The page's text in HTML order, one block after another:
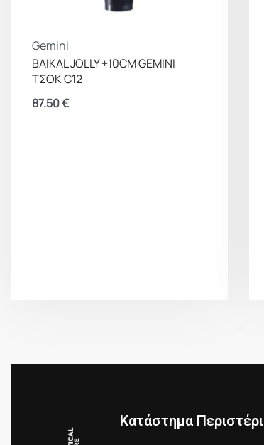
Gemini
BAIKAL JOLLY +10CM GEMINI
ΤΣΟΚ C12
87.50€
Κατάστημα Περιστέρι